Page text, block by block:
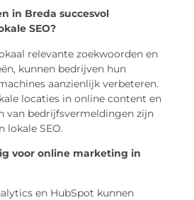
in Breda succesvol
SEO?
relevante zoekwoorden en
kunnen bedrijven hun
aanzienlijk verbeteren.
locaties in online content en
van bedrijfsvermeldingen zijn
lokale SEO.
voor online marketing in
en HubSpot kunnen